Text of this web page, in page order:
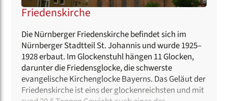
Friedenskirche
Die Nürnberger Friedenskirche befindet sich im
Nürnberger Stadtteil St. Johannis und wurde 1925–
1928 erbaut. Im Glockenstuhl hängen 11 Glocken,
darunter die Friedensglocke, die schwerste
evangelische Kirchenglocke Bayerns. Das Geläut der
Friedenskirche ist eins der glockenreichsten und mit